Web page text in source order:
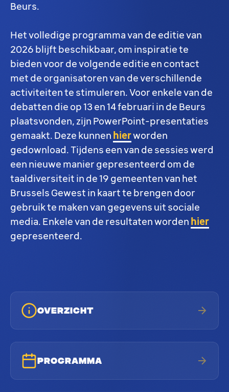
Beurs.
Het volledige programma van de editie van
2026 blijft beschikbaar, om inspiratie te
bieden voor de volgende editie en contact
met de organisatoren van de verschillende
activiteiten te stimuleren. Voor enkele van de
debatten die op 13 en 14 februari in de Beurs
plaatsvonden, zijn PowerPoint-presentaties
gemaakt. Deze kunnen hierworden
gedownload. Tijdens een van de sessies werd
een nieuwe manier gepresenteerd om de
taaldiversiteit in de 19 gemeenten van het
Brussels Gewest in kaart te brengen door
gebruik te maken van gegevens uit sociale
media. Enkele van de resultaten worden hier
gepresenteerd.
OVERZICHT
PROGRAMMA